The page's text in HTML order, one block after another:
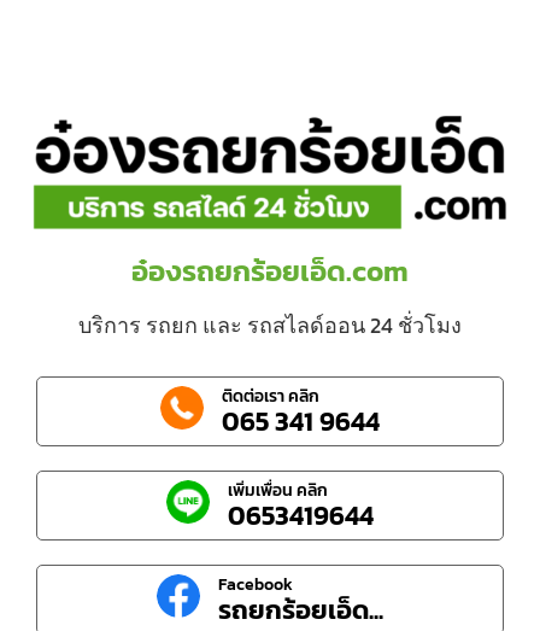
อ๋องรถยกร้อยเอ็ด.com
บริการ รถยก และ รถสไลด์ออน 24 ชั่วโมง
ติดต่อเรา คลิก
065 341 9644
เพิ่มเพื่อน คลิก
0653419644
Facebook
รถยกร้อยเอ็ด...